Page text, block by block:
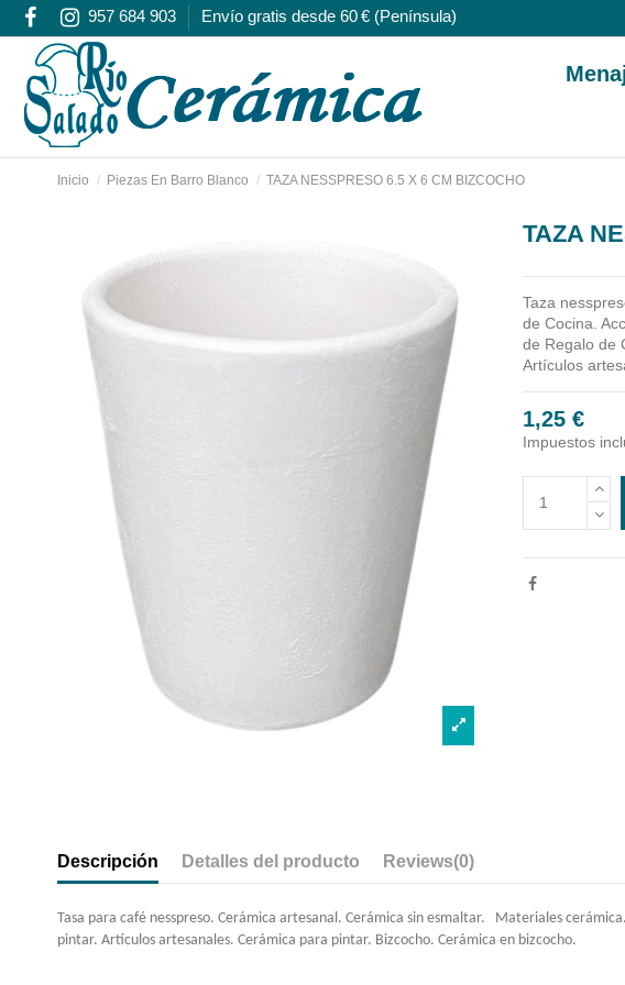
957 684 903 Envío gratis desde 60 € (Península)
Inicio Piezas En Barro Blanco TAZA NESSPRESO 6.5 X 6 CM BIZCOCHO
TAZA
Taza
de Cocina.
de Regalo de
Artículos
1,25 €
Impuestos
Descripción Detalles del producto Reviews(0)
Tasa para café nesspreso. Cerámica artesanal. Cerámica sin esmaltar. Materiales
pintar. Artículos artesanales. Cerámica para pintar. Bizcocho. Cerámica en bizcocho.